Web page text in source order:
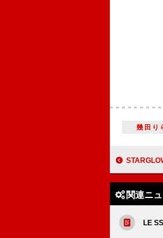
幾田り
STARGLOW、プレデビ
関連ニ
LE